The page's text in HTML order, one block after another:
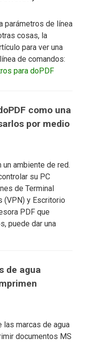
parámetros de línea
cosas, la
para ver una
de comandos:
para doPDF
como una
por medio
ambiente de red.
su PC
de Terminal
(VPN) y Escritorio
PDF que
puede dar una
de agua
las marcas de agua
documentos MS